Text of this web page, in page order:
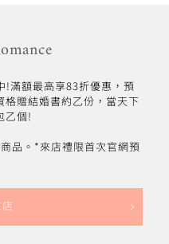
滿額最高享83折優惠，預
贈結婚書約乙份，當天下
乙個!
品。*來店禮限首次官網預